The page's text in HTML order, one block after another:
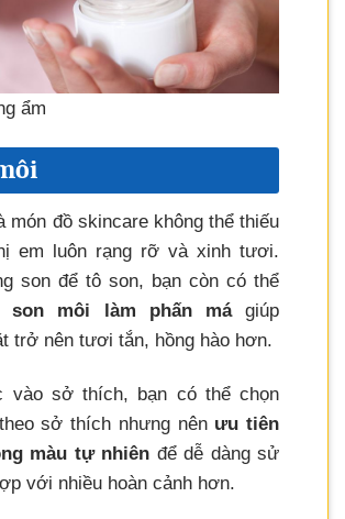
ẩm
món đồ skincare không thể thiếu
em luôn rạng rỡ và xinh tươi.
son để tô son, bạn còn có thể
son môi làm phấn mágiúp
trở nên tươi tắn, hồng hào hơn.
vào sở thích, bạn có thể chọn
sở thích nhưng nên ưu tiên
màu tự nhiên để dễ dàng sử
với nhiều hoàn cảnh hơn.